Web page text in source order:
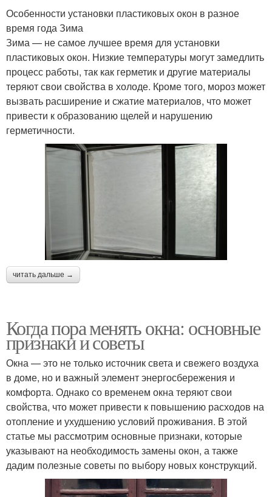
Особенности установки пластиковых окон в разное
время года Зима
Зима — не самое лучшее время для установки
пластиковых окон. Низкие температуры могут замедлить
процесс работы, так как герметик и другие материалы
теряют свои свойства в холоде. Кроме того, мороз может
вызвать расширение и сжатие материалов, что может
привести к образованию щелей и нарушению
герметичности.
читать дальше →
Когда пора менять окна: основные
признаки и советы
Окна — это не только источник света и свежего воздуха
в доме, но и важный элемент энергосбережения и
комфорта. Однако со временем окна теряют свои
свойства, что может привести к повышению расходов на
отопление и ухудшению условий проживания. В этой
статье мы рассмотрим основные признаки, которые
указывают на необходимость замены окон, а также
дадим полезные советы по выбору новых конструкций.